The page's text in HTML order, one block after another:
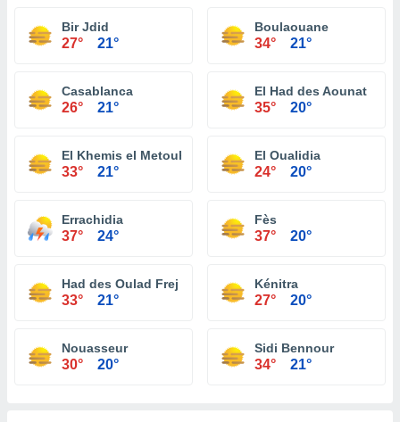
Bir Jdid
27° 21°
Boulaouane
34° 21°
Casablanca
26° 21°
El Had des Aounat
35° 20°
El Khemis el Metouh
33° 21°
El Oualidia
24° 20°
Errachidia
37° 24°
Fès
37° 20°
Had des Oulad Frej
33° 21°
Kénitra
27° 20°
Nouasseur
30° 20°
Sidi Bennour
34° 21°